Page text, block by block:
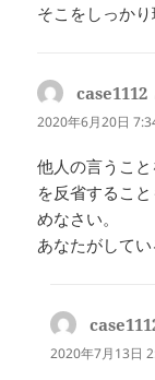
そこをしっか
case1112
2020年6月20日
他人の言うこ
を反省するこ
めなさい。
あなたがしてい
2020年7月13日